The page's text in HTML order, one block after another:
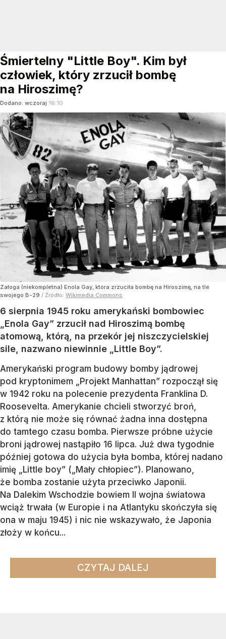
Śmiertelny "Little Boy". Kim był
człowiek, który zrzucił bombę
na Hiroszimę?
Dodano: wczoraj 16:10
Załoga (niekompletna) Enola Gay, która zrzuciła bombę na Hiroszimę, na tle
swojego B-29 / Źródło: Wikimedia Commons
6 sierpnia 1945 roku amerykański bombowiec
„Enola Gay” zrzucił nad Hiroszimą bombę
atomową, którą, na przekór jej niszczycielskiej
sile, nazwano niewinnie „Little Boy”.
Amerykański program budowy bomby jądrowej
pod kryptonimem „Projekt Manhattan” rozpoczął się
w 1942 roku na polecenie prezydenta Franklina D.
Roosevelta. Amerykanie chcieli stworzyć broń,
z którą nie może się równać żadna inna dostępna
do tamtego czasu bomba. Pierwsze próbne użycie
broni jądrowej nastąpiło 16 lipca. Już dwa tygodnie
później gotowa do użycia była bomba, której nadano
imię „Little boy” („Mały chłopiec”). Planowano,
że bomba zostanie użyta przeciwko Japonii.
Na Dalekim Wschodzie bowiem II wojna światowa
wciąż trwała (w Europie i na Atlantyku skończyła się
ona w maju 1945) i nic nie wskazywało, że Japonia
złoży w końcu...
CZYTAJ DALEJ